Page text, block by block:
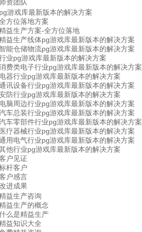
师资团队
pg游戏库最新版本的解决方案
方位落地方案
益生产方案-全方位落地
益生产线体pg游戏库最新版本的解决方案
智能仓储物流pg游戏库最新版本的解决方案
业pg游戏库最新版本的解决方案
费类电子行业pg游戏库最新版本的解决方案
电器行业pg游戏库最新版本的解决方案
讯设备行业pg游戏库最新版本的解决方案
防行业pg游戏库最新版本的解决方案
电脑周边行业pg游戏库最新版本的解决方案
车总装行业pg游戏库最新版本的解决方案
车零部件行业pg游戏库最新版本的解决方案
医疗器械行业pg游戏库最新版本的解决方案
用电气行业pg游戏库最新版本的解决方案
他行业pg游戏库最新版本的解决方案
户见证
杆客户
户感言
进成果
益生产咨询
益生产的概念
么是精益生产
益知识大全